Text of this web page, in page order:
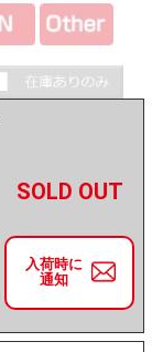
－ +
入荷時に
通知